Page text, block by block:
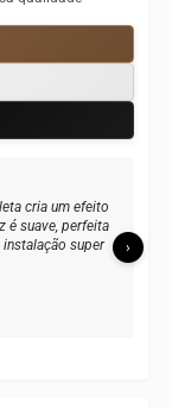
›
é ideal
um ambiente
ainda mais